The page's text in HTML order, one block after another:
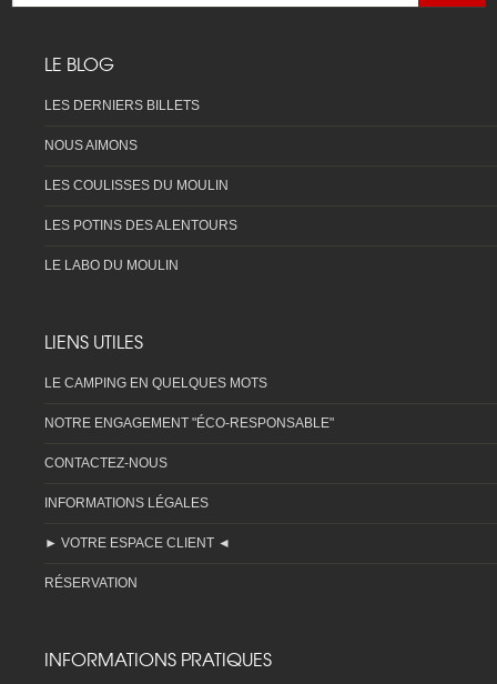
LE BLOG
LES DERNIERS BILLETS
NOUS AIMONS
LES COULISSES DU MOULIN
LES POTINS DES ALENTOURS
LE LABO DU MOULIN
LIENS UTILES
LE CAMPING EN QUELQUES MOTS
NOTRE ENGAGEMENT "ÉCO-RESPONSABLE"
CONTACTEZ-NOUS
INFORMATIONS LÉGALES
► VOTRE ESPACE CLIENT ◄
RÉSERVATION
INFORMATIONS PRATIQUES